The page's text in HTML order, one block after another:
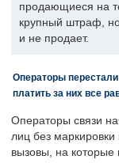
продающиеся на
крупный штраф,
и не продает.
Операторы перестали
платить за них все
Операторы связи
лиц без
вызовы, на